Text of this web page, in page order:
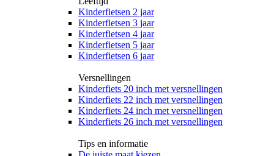
Kinderfietsen 2 jaar
Kinderfietsen 3 jaar
Kinderfietsen 4 jaar
Kinderfietsen 5 jaar
Kinderfietsen 6 jaar
Versnellingen
Kinderfiets 20 inch met versnellingen
Kinderfiets 22 inch met versnellingen
Kinderfiets 24 inch met versnellingen
Kinderfiets 26 inch met versnellingen
Tips en informatie